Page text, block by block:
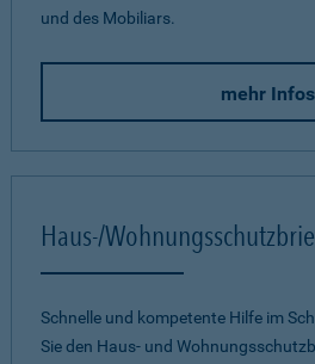
und des Mobiliars.
mehr Infos
Haus-/
Schnelle und kompetente Hilfe im
Sie den Haus- und